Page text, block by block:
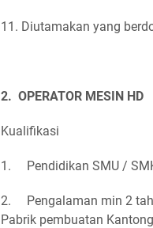
11. Diutamakan yang
2. OPERATOR MESIN HD
Kualifikasi
1. Pendidikan SMU /
2. Pengalaman min 2
Pabrik pembuatan